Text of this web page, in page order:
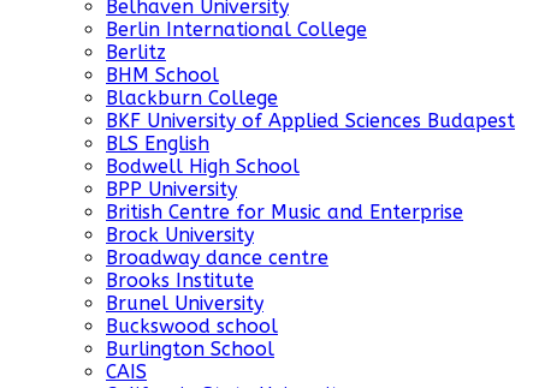
Belhaven University
Berlin International College
Berlitz
BHM School
Blackburn College
BKF University of Applied Sciences Budapest
BLS English
Bodwell High School
BPP University
British Centre for Music and Enterprise
Brock University
Broadway dance centre
Brooks Institute
Brunel University
Buckswood school
Burlington School
CAIS